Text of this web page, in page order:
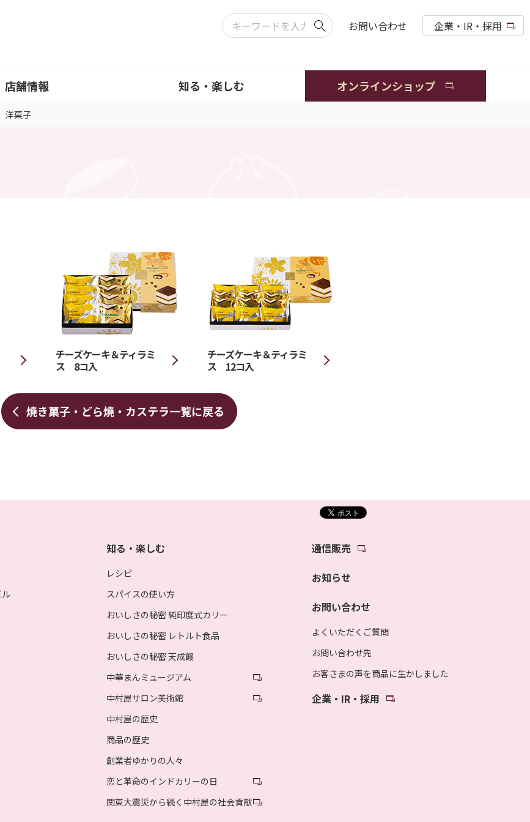
お問い合わせ 企業・IR・採用
店舗情報 知る・楽しむ オンラインショップ
洋菓子
チーズケーキ＆ティラミ
ス 8コ入
チーズケーキ＆ティラミ
ス 12コ入
焼き菓子・どら焼・カステラ一覧に戻る
知る・楽しむ
レシピ
スパイスの使い方
おいしさの秘密 純印度式カリー
おいしさの秘密 レトルト食品
おいしさの秘密 天成饅
中華まんミュージアム
中村屋サロン美術館
中村屋の歴史
商品の歴史
創業者ゆかりの人々
恋と革命のインドカリーの日
関東大震災から続く中村屋の社会貢献
通信販売
お知らせ
お問い合わせ
よくいただくご質問
お問い合わせ先
お客さまの声を商品に生かしました
企業・IR・採用